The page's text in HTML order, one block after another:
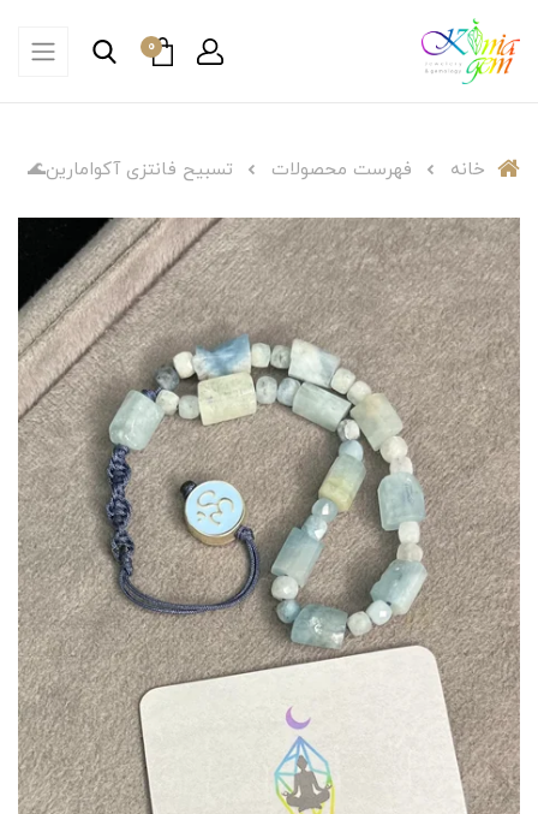
0
خانه فهرست محصولات تسبیح فانتزی آکوامارین🌊